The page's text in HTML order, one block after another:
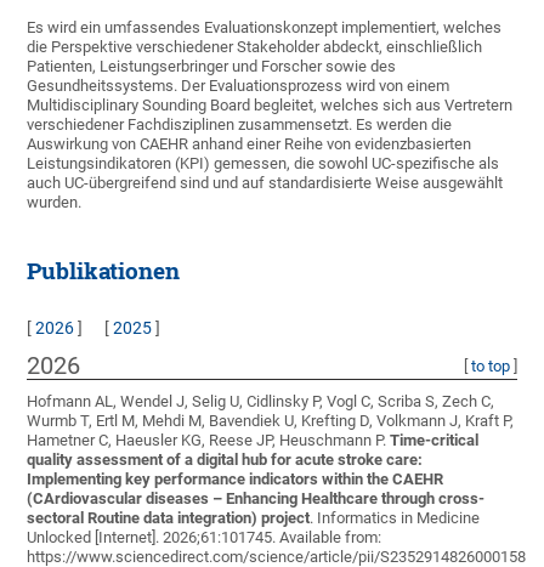
Es wird ein umfassendes Evaluationskonzept implementiert, welches
die Perspektive verschiedener Stakeholder abdeckt, einschließlich
Patienten, Leistungserbringer und Forscher sowie des
Gesundheitssystems. Der Evaluationsprozess wird von einem
Multidisciplinary Sounding Board begleitet, welches sich aus Vertretern
verschiedener Fachdisziplinen zusammensetzt. Es werden die
Auswirkung von CAEHR anhand einer Reihe von evidenzbasierten
Leistungsindikatoren (KPI) gemessen, die sowohl UC-spezifische als
auch UC-übergreifend sind und auf standardisierte Weise ausgewählt
wurden.
Publikationen
[2026] [2025]
2026 to top]
Hofmann AL, Wendel J, Selig U, Cidlinsky P, Vogl C, Scriba S, Zech C,
Wurmb T, Ertl M, Mehdi M, Bavendiek U, Krefting D, Volkmann J, Kraft P,
Hametner C, Haeusler KG, Reese JP, Heuschmann P.Time-critical
quality assessment of a digital hub for acute stroke care:
Implementing key performance indicators within the CAEHR
(CArdiovascular diseases – Enhancing Healthcare through cross-
sectoral Routine data integration) project. Informatics in Medicine
Unlocked [Internet]. 2026;61:101745. Available from:
https://www.sciencedirect.com/science/article/pii/S2352914826000158